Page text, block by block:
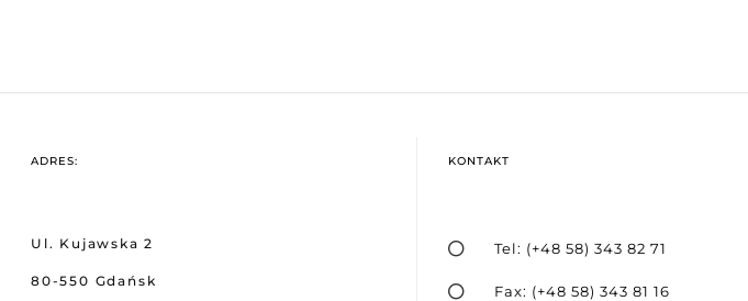
ADRES:
Ul. Kujawska 2
80-550 Gdańsk
KONTAKT
Tel: (+48 58) 343 82 71
Fax: (+48 58) 343 81 16